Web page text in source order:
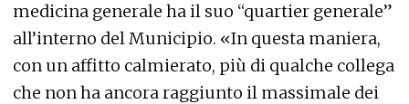
medicina generale ha il suo “quartier generale”
all’interno del Municipio. «In questa maniera,
con un affitto calmierato, più di qualche collega
che non ha ancora raggiunto il massimale dei